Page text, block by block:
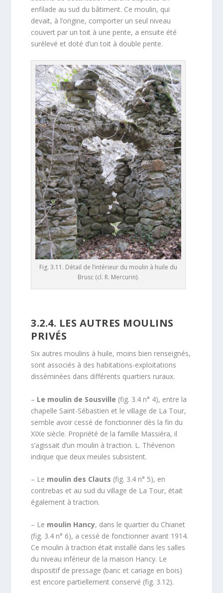
enfilade au sud du bâtiment. Ce moulin, qui
devait, à l’origine, comporter un seul niveau
couvert par un toit à une pente, a ensuite été
surélevé et doté d’un toit à double pente.
Fig. 3.11. Détail de l’intérieur du moulin à huile du
Brusc (cl. R. Mercurin).
3.2.4. LES AUTRES MOULINS
PRIVÉS
Six autres moulins à huile, moins bien renseignés,
sont associés à des habitations-exploitations
disséminées dans différents quartiers ruraux.
– Le moulin de Sousville (fig. 3.4 n° 4), entre la
chapelle Saint-Sébastien et le village de La Tour,
semble avoir cessé de fonctionner dès la fin du
XIXe siècle. Propriété de la famille Massiéra, il
s’agissait d’un moulin à traction. L. Thévenon
indique que deux meules subsistent.
– Le moulin des Clauts (fig. 3.4 n° 5), en
contrebas et au sud du village de La Tour, était
également à traction.
– Le moulin Hancy, dans le quartier du Chianet
(fig. 3.4 n° 6), a cessé de fonctionner avant 1914.
Ce moulin à traction était installé dans les salles
du niveau inférieur de la maison Hancy. Le
dispositif de pressage (banc et cariage en bois)
est encore partiellement conservé (fig. 3.12).